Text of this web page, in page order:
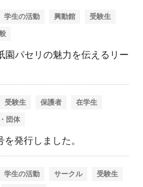
学生の活動 興動館 受験生
園パセリの魅力を伝えるリー
受験生 保護者 在学生
団体
発行しました。
学生の活動 サークル 受験生